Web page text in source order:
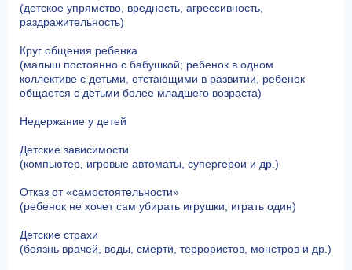
(детское упрямство, вредность, агрессивность,
раздражительность)
Круг общения ребенка
(малыш постоянно с бабушкой; ребенок в одном
коллективе с детьми, отстающими в развитии, ребенок
общается с детьми более младшего возраста)
Недержание у детей
Детские зависимости
(компьютер, игровые автоматы, супергерои и др.)
Отказ от «самостоятельности»
(ребенок не хочет сам убирать игрушки, играть один)
Детские страхи
(боязнь врачей, воды, смерти, террористов, монстров и др.)